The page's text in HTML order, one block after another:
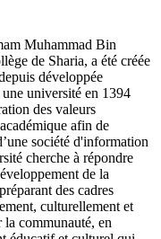
Muhammad Bin
de Sharia, a été créée
développée
université en 1394
des valeurs
afin de
société d'information
cherche à répondre
de la
des cadres
culturellement et
communauté, en